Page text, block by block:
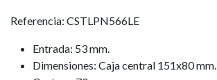
Referencia: CSTLPN566LE
Entrada: 53 mm.
Dimensiones: Caja central 151x80 mm.